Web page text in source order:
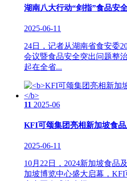
湖南八大行动“剑指”食品安
2025-06-11
24日，记者从湖南省食安委
会议暨食品安全突出问题整
起在全省...
11 2025-06
KFI可颂集团亮相新加坡食
2025-06-11
10月22日，2024新加坡食品
加坡博览中心盛大启幕，